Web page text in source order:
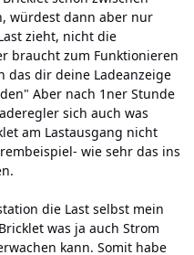
würdest dann aber nur
zieht, nicht die
braucht zum Funktionieren
das dir deine Ladeanzeige
Aber nach 1ner Stunde
sich auch was
am Lastausgang nicht
wie sehr das ins
die Last selbst mein
was ja auch Strom
kann. Somit habe